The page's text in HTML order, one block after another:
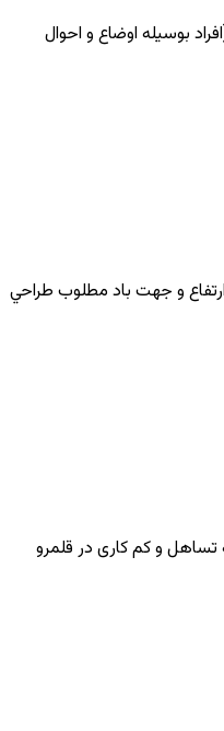
بوسيله اوضاع و احوال
و جهت باد مطلوب طراحي
و کم کاری در قلمرو